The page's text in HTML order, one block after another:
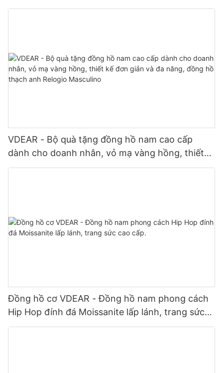
công sở và sử dụng hàng ngày, dễ phối đồ.
VDEAR - Bộ quà tặng đồng hồ nam cao cấp
dành cho doanh nhân, vỏ mạ vàng hồng, thiết
kế đơn giản và đa năng, đồng hồ thạch anh
Đồng hồ cơ VDEAR - Đồng hồ nam phong cách
Hip Hop đính đá Moissanite lấp lánh, trang sức
cao cấp.